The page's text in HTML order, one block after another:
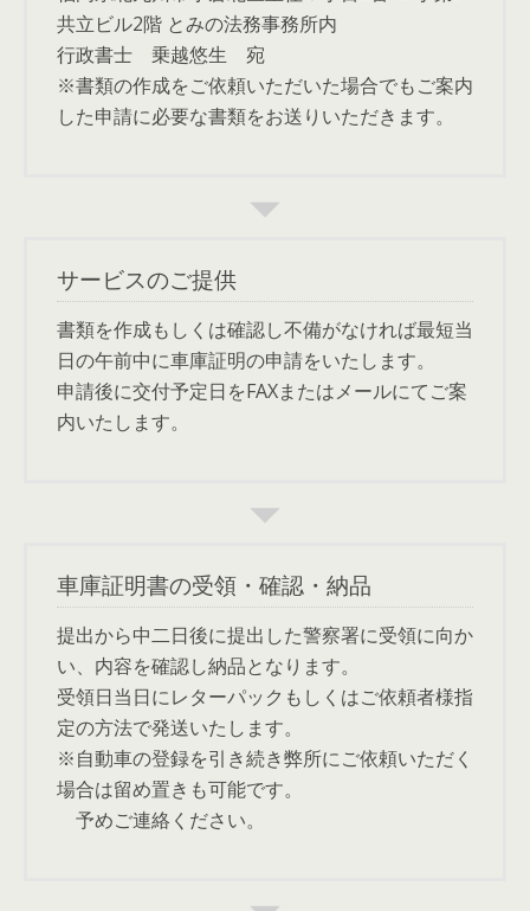
共立ビル2階 とみの法務事務所内
行政書士 乗越悠生 宛
※書類の作成をご依頼いただいた場合でもご案内
した申請に必要な書類をお送りいただきます。
サービスのご提供
書類を作成もしくは確認し不備がなければ最短当
日の午前中に車庫証明の申請をいたします。
申請後に交付予定日をFAXまたはメールにてご案
内いたします。
車庫証明書の受領・確認・納品
提出から中二日後に提出した警察署に受領に向か
い、内容を確認し納品となります。
受領日当日にレターパックもしくはご依頼者様指
定の方法で発送いたします。
※自動車の登録を引き続き弊所にご依頼いただく
場合は留め置きも可能です。
予めご連絡ください。